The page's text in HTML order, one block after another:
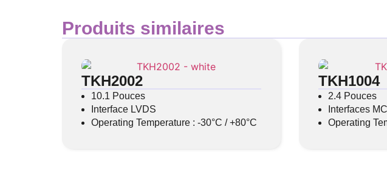
Produits similaires
TKH2002
10.1 Pouces
Interface LVDS
Operating Temperature : -30°C / +80°C
TKH1004
2.4 Pouces
Interfaces
Operating